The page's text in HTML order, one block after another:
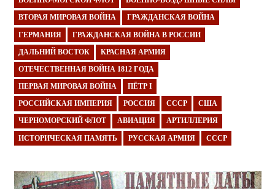
ВТОРАЯ МИРОВАЯ ВОЙНА ГРАЖДАНСКАЯ ВОЙНА
ГЕРМАНИЯ ГРАЖДАНСКАЯ ВОЙНА В РОССИИ
ДАЛЬНИЙ ВОСТОК КРАСНАЯ АРМИЯ
ОТЕЧЕСТВЕННАЯ ВОЙНА 1812 ГОДА
ПЕРВАЯ МИРОВАЯ ВОЙНА ПЁТР I
РОССИЙСКАЯ ИМПЕРИЯ РОССИЯ СССР США
ЧЕРНОМОРСКИЙ ФЛОТ АВИАЦИЯ АРТИЛЛЕРИЯ
ИСТОРИЧЕСКАЯ ПАМЯТЬ РУССКАЯ АРМИЯ СССР